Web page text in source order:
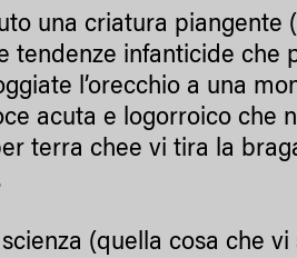
una criatura piangente
tendenze infanticide che
l’orecchio a una
acuta e logorroico che
terra chee vi tira la
(quella cosa che